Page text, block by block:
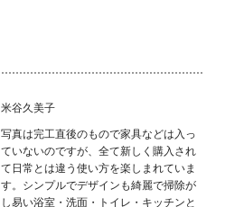
米谷久美子
写真は完工直後のもので家具などは入っ
ていないのですが、全て新しく購入され
て日常とは違う使い方を楽しまれていま
す。シンプルでデザインも綺麗で掃除が
し易い浴室・洗面・トイレ・キッチンと